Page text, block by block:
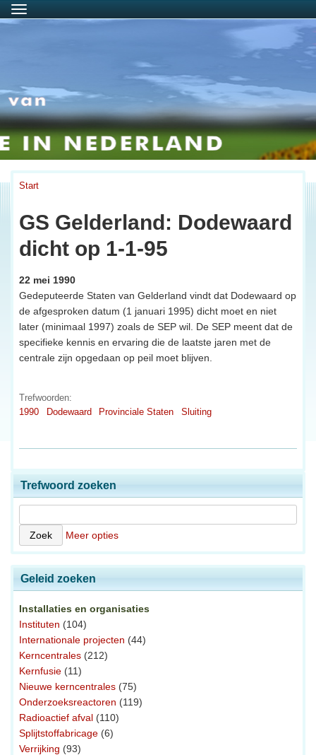
Menu
Start
GS Gelderland: Dodewaard
dicht op 1-1-95
22 mei 1990
Gedeputeerde Staten van Gelderland vindt dat Dodewaard op
de afgesproken datum (1 januari 1995) dicht moet en niet
later (minimaal 1997) zoals de SEP wil. De SEP meent dat de
specifieke kennis en ervaring die de laatste jaren met de
centrale zijn opgedaan op peil moet blijven.
Trefwoorden:
1990
Dodewaard Provinciale Staten Sluiting
Trefwoord zoeken
Meer opties
Geleid zoeken
Installaties en organisaties
Instituten (104)
Internationale projecten (44)
Kerncentrales (212)
Kernfusie (11)
Nieuwe kerncentrales (75)
Onderzoeksreactoren (119)
Radioactief afval (110)
Splijtstoffabricage (6)
Verrijking (93)